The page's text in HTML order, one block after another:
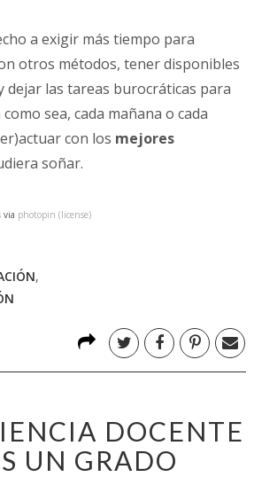
a exigir más tiempo para
otros métodos, tener disponibles
dejar las tareas burocráticas para
sea, cada mañana o cada
con los mejores
soñar.
via photopin (license)
,
DOCENTE
UN GRADO